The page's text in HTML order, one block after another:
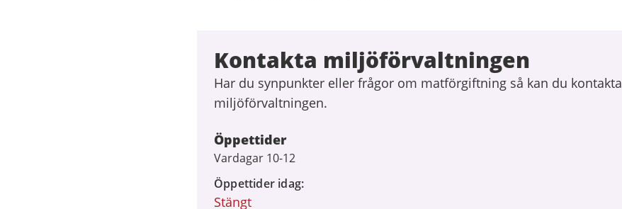
Kontakta miljöförvaltningen
Har du synpunkter eller frågor om matförgiftning så kan du kontakta
miljöförvaltningen.
Öppettider
Vardagar 10-12
Öppettider idag
Stängt